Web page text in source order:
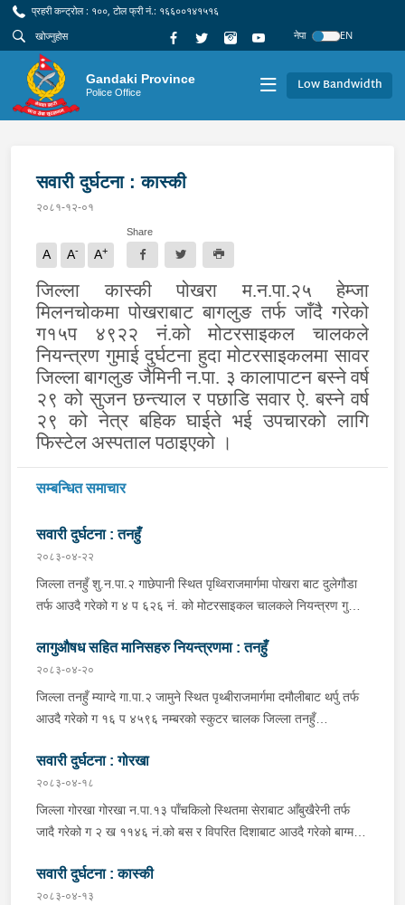
प्रहरी कन्ट्रोल : १००, टोल फ्री नं.: १६६००१४१५१६
नेपा
EN
Gandaki Province
Police Office Low Bandwidth
सवारी दुर्घटना : कास्की
२०८१-१२-०१
A A- A+
Share
जिल्ला कास्की पोखरा म.न.पा.२५ हेम्जा
मिलनचोकमा पोखराबाट बागलुङ तर्फ जाँदै गरेको
ग१५प ४९२२ नं.को मोटरसाइकल चालकले
नियन्त्रण गुमाई दुर्घटना हुदा मोटरसाइकलमा सावर
जिल्ला बागलुङ जैमिनी न.पा. ३ कालापाटन बस्ने वर्ष
२९ को सुजन छन्त्याल र पछाडि सवार ऐ. बस्ने वर्ष
२९ को नेत्र बहिक घाईते भई उपचारको लागि
फिस्टेल अस्पताल पठाइएको ।
सम्बन्धित समाचार
सवारी दुर्घटना : तनहुँ
२०८३-०४-२२
जिल्ला तनहुँ शु.न.पा.२ गाछेपानी स्थित पृथ्विराजमार्गमा पोखरा बाट दुलेगौडा
तर्फ आउदै गरेको ग ४ प ६२६ नं. को मोटरसाइकल चालकले नियन्त्रण गुमाइ
जिल्ला कास्की पो.म.न.पा.३३ बस्ने बर्ष ३९ को मन बहादुर पुन घाइते भइ
उपचारको लागी तनहुँ सेवा हस्पिटल दुलेगौडा ल्याईएकोमा प्राम्भिक उपचार
पश्चात थप उपचारको लागी ०७:५५ बजे पोखरा रिफर भएको ।
लागुऔषध सहित मानिसहरु नियन्त्रणमा : तनहुँ
२०८३-०४-२०
जिल्ला तनहुँ म्याग्दे गा.पा.२ जामुने स्थित पृथ्बीराजमार्गमा दमौलीबाट थर्पु तर्फ
आउदै गरेको ग १६ प ४५९६ नम्बरको स्कुटर चालक जिल्ला तनहुँ
ऐ.५ बस्ने बर्ष ३४ को नरजंग राना स्कुटर रोकी सर्भिस लेनमा बसीरहेको
अबस्थामा थर्पुबाट खटिएको प्रहरी टोलिले शंकास्पद लागि चेकजाँच गर्ने
क्रममा निज अमन पौडेलको साथबाट र स्कुटरको डिक्की भित्रबाट गरी
प्रतिबन्धित लागुऔषध फेनारागन ११ एम्पुल, डाइजेपाम ११ एम्पुल, नुर्फिन ११
भइरहेको ।
सवारी दुर्घटना : गोरखा
२०८३-०४-१८
जिल्ला गोरखा गोरखा न.पा.१३ पाँचकिलो स्थितमा सेराबाट आँबुखैरेनी तर्फ
जादै गरेको ग २ ख ११४६ नं.को बस र विपरित दिशाबाट आउदै गरेको बाग्मती
जिल्ला गोरखा सहिदलखन गा.पा.१ बक्राङ बस्ने वर्ष ३४ को विवश वि.क,
सवार वर्ष २७ को शंकर बिश्वकर्मा, शंकर वि.क को छोरी १५ महिनाकी प्रभा
सवारी दुर्घटना : कास्की
२०८३-०४-१३